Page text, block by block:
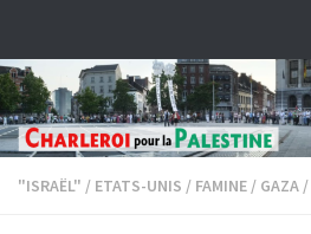
"ISRAËL" / ETATS-UNIS / FAMINE / GAZA /